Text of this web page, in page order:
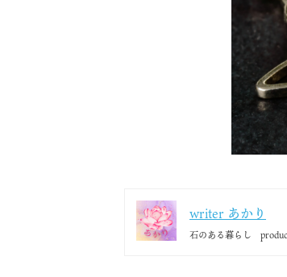
writer あかり
石のある暮らし